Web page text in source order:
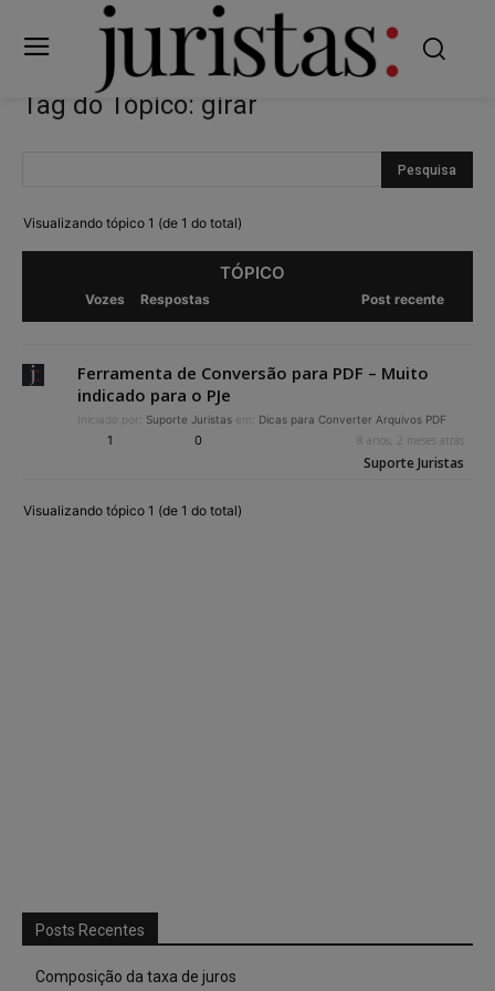
Tag do Tópico: girar
Visualizando tópico 1 (de 1 do total)
TÓPICO
Vozes Respostas Post recente
Ferramenta de Conversão para PDF – Muito
indicado para o PJe
Iniciado por: Suporte Juristas em: Dicas para Converter Arquivos PDF
1 0 8 anos, 2 meses atrás
Suporte Juristas
Visualizando tópico 1 (de 1 do total)
Posts Recentes
Composição da taxa de juros